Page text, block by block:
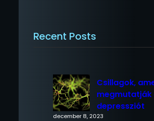
Recent Posts
Csillagok,
megmutatják
depressziót
december 8, 2023